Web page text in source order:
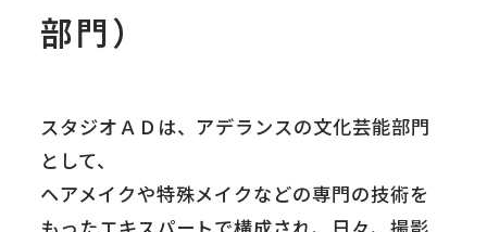
部門）
スタジオＡＤは、アデランスの文化芸能部門
として、
ヘアメイクや特殊メイクなどの専門の技術を